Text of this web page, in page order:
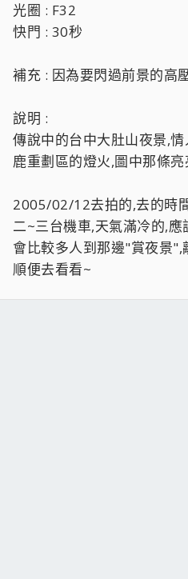
光圈 : F32
快門 : 30秒
補充 : 因為要閃過前景的高
說明 :
傳說中的台中大肚山夜景,
鹿重劃區的燈火,圖中那條
2005/02/12去拍的,去的時
二~三台機車,天氣滿冷的,
會比較多人到那邊"賞夜景
順便去看看~